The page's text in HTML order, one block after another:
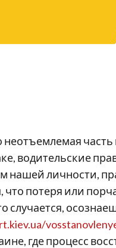
неотъемлемая
водительские
нашей личности,
потеря или
случается,
где процесс